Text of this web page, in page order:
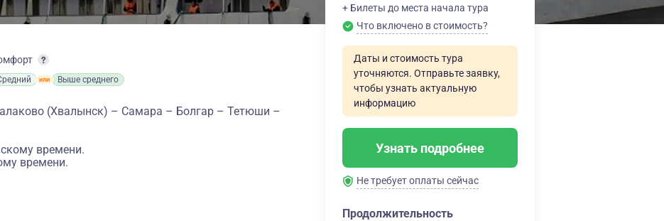
Выше среднего
(Хвалынск) – Самара – Болгар – Тетюши –
времени.
времени.
+ Билеты до места начала тура
Что включено в стоимость?
Даты и стоимость тура
уточняются. Отправьте заявку,
чтобы узнать актуальную
информацию
Узнать подробнее
Не требует оплаты сейчас
Продолжительность